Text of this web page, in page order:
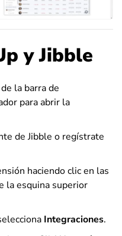
y Jibble
de la barra de
para abrir la
de Jibble o regístrate
haciendo clic en las
la esquina superior
Integraciones.